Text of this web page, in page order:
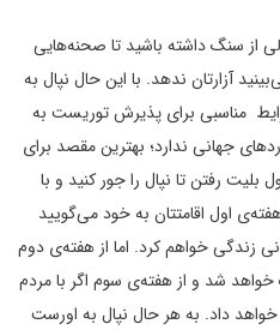
از سنگ داشته باشید تا صحنه‌هایی
آزارتان ندهد. با این حال نپال به
مناسبی برای پذیرش توریست به
جهانی ندارد؛ بهترین مقصد برای
رفتن تا نپال را جور کنید و با
اول اقامتتان به خود می‌گویید
زندگی خواهم کرد. اما از هفته‌ی دوم
خواهد شد و از هفته‌ی سوم اگر با مردم
خواهد داد. به هر حال نپال به اورست